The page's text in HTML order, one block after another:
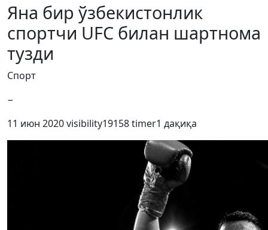
Яна бир ўзбекистонлик
спортчи UFC билан шартнома
тузди
Спорт
−
11 июн 2020visibility19158timer1 дақиқа